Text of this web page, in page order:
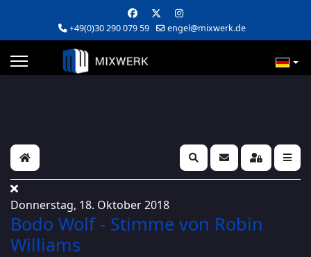
+49(0)30 290 079 59 engel@mixwerk.de
Home SearchUpdatesSign In
Donnerstag, 18. Oktober 2018
Bodo Wolf - Stimme von Robin
Williams